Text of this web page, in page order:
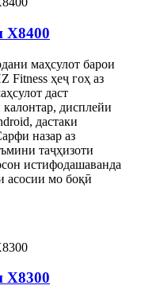
X8400
маҳсулот барои
Fitness ҳеҷ гоҳ аз
даст
дисплейи
дастаки
назар аз
таҷҳизоти
истифодашаванда
асосии мо боқӣ
X8300